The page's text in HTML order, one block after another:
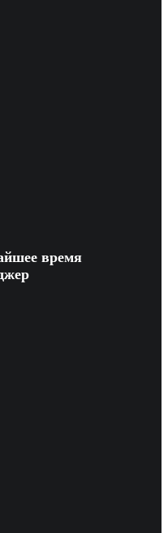
время